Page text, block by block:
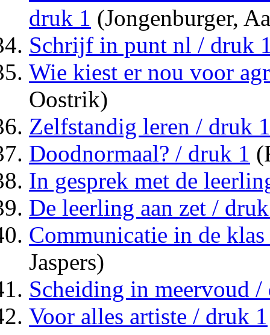
druk 1 (Jongenburger,
Schrijf in punt nl / druk
Wie kiest er nou voor
Oostrik)
Zelfstandig leren / druk 1
Doodnormaal? / druk 1
In gesprek met de
De leerling aan zet /
Communicatie in de
Jaspers)
Scheiding in meervoud /
Voor alles artiste / druk 1